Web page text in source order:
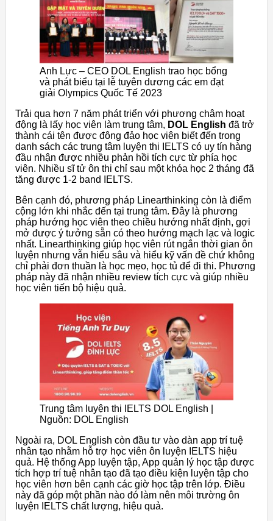
Anh Lực – CEO DOL English trao học bổng
và phát biểu tại lễ tuyên dương các em đạt
giải Olympics Quốc Tế 2023
Trải qua hơn 7 năm phát triển với phương châm hoạt
động là lấy học viên làm trung tâm, DOL English đã trở
thành cái tên được đông đảo học viên biết đến trong
danh sách các trung tâm luyện thi IELTS có uy tín hàng
đầu nhận được nhiều phản hồi tích cực từ phía học
viên. Nhiều sĩ tử ôn thi chỉ sau một khóa học 2 tháng đã
tăng được 1-2 band IELTS.
Bên cạnh đó, phương pháp Linearthinking còn là điểm
cộng lớn khi nhắc đến tại trung tâm. Đây là phương
pháp hướng học viên theo chiều hướng nhất định, gợi
mở được ý tưởng sẵn có theo hướng mạch lạc và logic
nhất. Linearthinking giúp học viên rút ngắn thời gian ôn
luyện nhưng vẫn hiểu sâu và hiểu kỹ vấn đề chứ không
chỉ phải đơn thuần là học mẹo, học tủ để đi thi. Phương
pháp này đã nhận nhiều review tích cực và giúp nhiều
học viên tiến bộ hiệu quả.
Trung tâm luyện thi IELTS DOL English |
Nguồn: DOL English
Ngoài ra, DOL English còn đầu tư vào dàn app trí tuệ
nhân tạo nhằm hỗ trợ học viên ôn luyện IELTS hiệu
quả. Hệ thống App luyện tập, App quản lý học tập được
tích hợp trí tuệ nhân tạo đã tạo điều kiện luyện tập cho
học viên hơn bên cạnh các giờ học tập trên lớp. Điều
này đã góp một phần nào đó làm nên môi trường ôn
luyện IELTS chất lượng, hiệu quả.